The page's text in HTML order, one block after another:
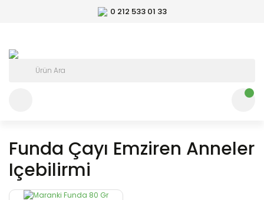
0 212 533 01 33
Funda Çayı Emziren Anneler
Içebilirmi